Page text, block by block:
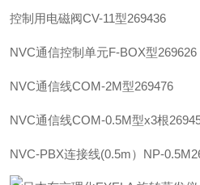
控制用电磁阀CV-11型269436
NVC通信控制单元F-BOX型269626
NVC通信线COM-2M型269476
NVC通信线COM-0.5M型x3根
NVC-PBX连接线(0.5m） NP-0.5M